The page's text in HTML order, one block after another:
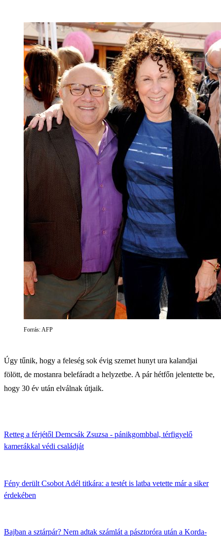
Forrás: AFP
Úgy tűnik, hogy a feleség sok évig szemet hunyt ura kalandjai
fölött, de mostanra belefáradt a helyzetbe. A pár hétfőn jelentette be,
hogy 30 év után elválnak útjaik.
Retteg a férjétől Demcsák Zsuzsa - pánikgombbal, térfigyelő
kamerákkal védi családját
Fény derült Csobot Adél titkára: a testét is latba vetette már a siker
érdekében
Bajban a sztárpár? Nem adtak számlát a pásztoróra után a Korda-